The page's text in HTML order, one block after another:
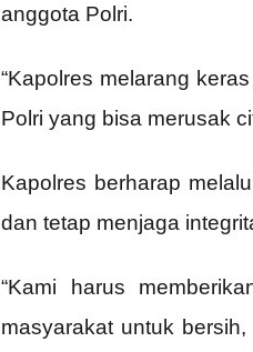
anggota Polri.
“Kapolres melarang
Polri yang bisa merusak
Kapolres berharap
dan tetap menjaga
“Kami harus
masyarakat untuk